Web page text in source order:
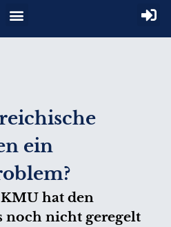
ein
hat den
noch nicht geregelt